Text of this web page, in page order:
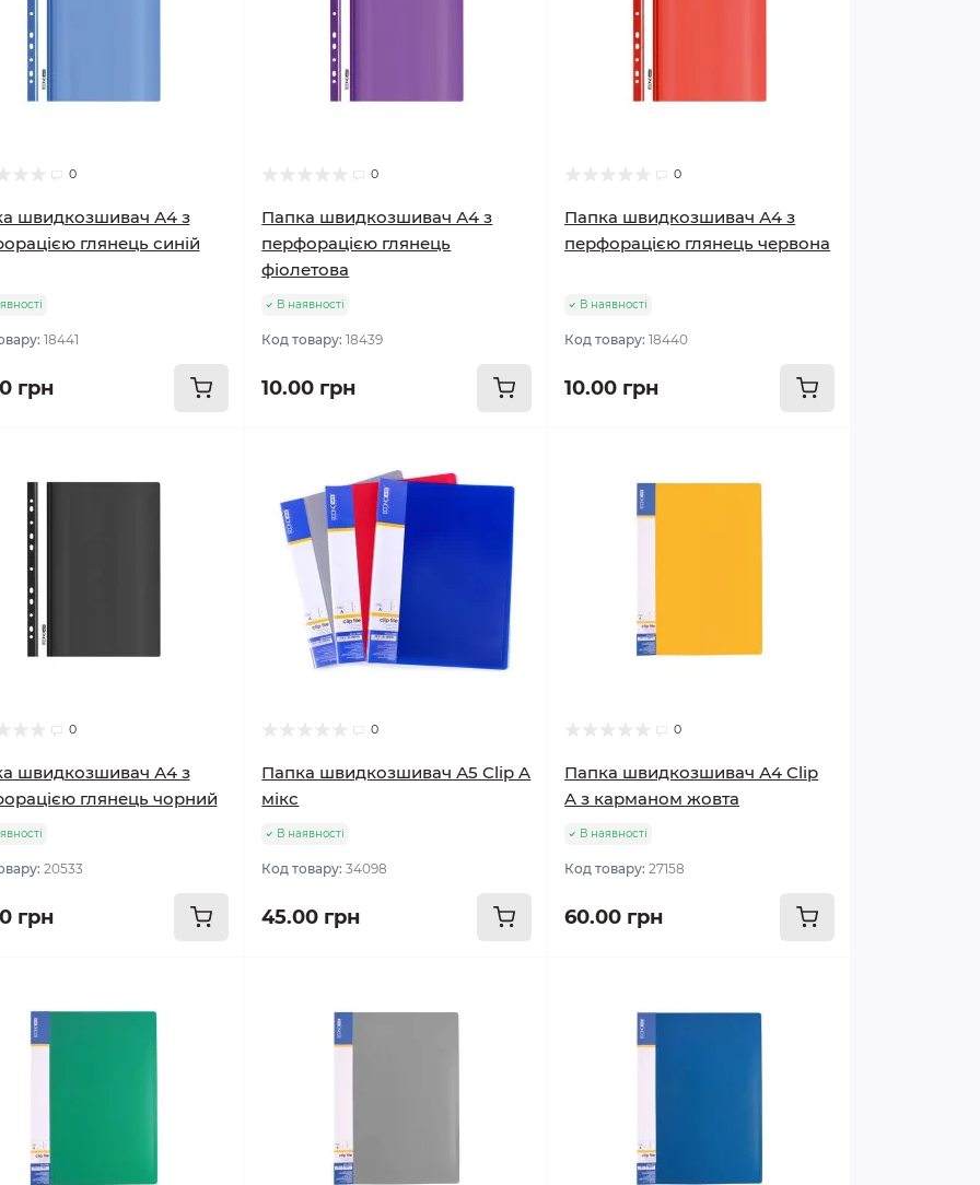
0
швидкозшивач А4 з
глянець синій
18441
грн
0
Папка швидкозшивач А4 з
перфорацією глянець
фіолетова
В наявності
Код товару:18439
10.00 грн
0
Папка швидкозшивач А4 з
перфорацією глянець червона
В наявності
Код товару:18440
10.00 грн
0
швидкозшивач А4 з
глянець чорний
20533
грн
0
Папка швидкозшивач А5 Clip A
мікс
В наявності
Код товару:34098
45.00 грн
0
Папка швидкозшивач А4 Clip
A з карманом жовта
В наявності
Код товару:27158
60.00 грн